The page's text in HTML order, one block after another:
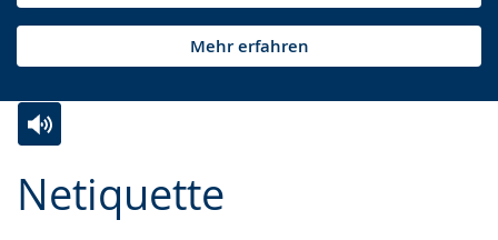
Mehr erfahren
Netiquette
Leichten
Audio-
Unterstützung.
Video